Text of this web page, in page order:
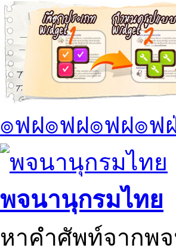
๏ฟฝ๏ฟฝ๏ฟฝ๏ฟ
พจนานุกรมไทย
หาคำศัพท์จากพ